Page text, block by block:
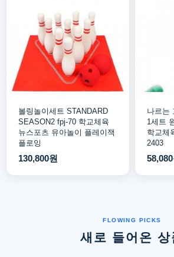
볼링놀이세트 STANDARD
SEASON2 fpj-70 학교체육
뉴스포츠 유아놀이 플레이잭
플로잉
130,800원
나르는
1세트
학교체
2403
58,080
새로 들어온 상